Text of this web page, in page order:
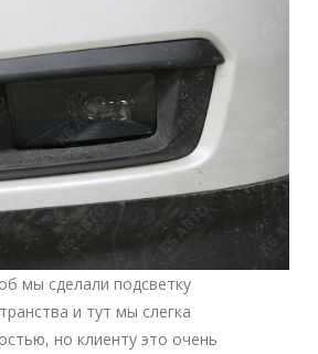
мы сделали подсветку
и тут мы слегка
но клиенту это очень